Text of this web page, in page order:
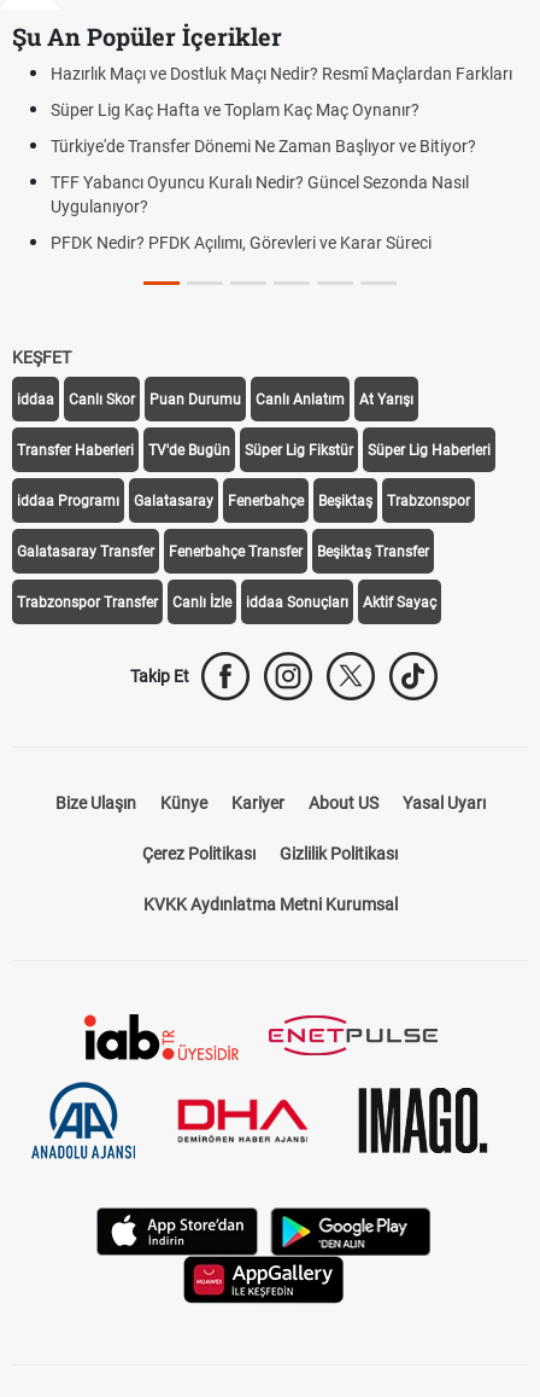
Şu An Popüler İçerikler
Maçı ve Dostluk Maçı Nedir? Resmî Maçlardan Farkları
Lig Kaç Hafta ve Toplam Kaç Maç Oynanır?
Transfer Dönemi Ne Zaman Başlıyor ve Bitiyor?
Oyuncu Kuralı Nedir? Güncel Sezonda Nasıl
Nedir? PFDK Açılımı, Görevleri ve Karar Süreci
Puan
KEŞFET
iddaa Canlı Skor Puan Durumu Canlı Anlatım At Yarışı
Transfer Haberleri TV'de Bugün Süper Lig Fikstür Süper Lig Haberleri
iddaa Programı Galatasaray Fenerbahçe Beşiktaş Trabzonspor
Galatasaray Transfer Fenerbahçe Transfer Beşiktaş Transfer
Trabzonspor Transfer Canlı İzle iddaa Sonuçları Aktif Sayaç